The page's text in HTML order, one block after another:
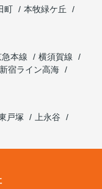
町
本牧緑ケ丘
急本線
横須賀線
宿ライン高海
戸塚
上永谷